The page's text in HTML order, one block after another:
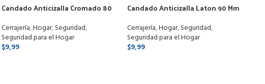
Candado Anticizalla Cromado 80
Cerrajería,Hogar,Seguridad,
Seguridad para el Hogar
$9,99
Candado Anticizalla Laton 90 Mm
Cerrajería,Hogar,Seguridad,
Seguridad para el Hogar
$9,99